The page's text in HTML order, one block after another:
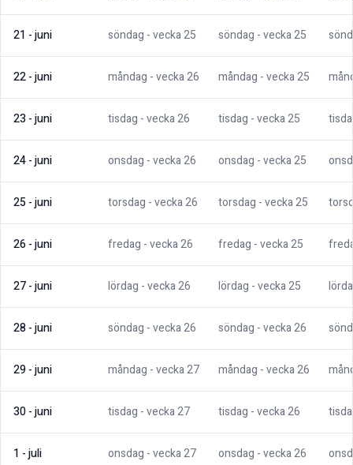
21 -juni söndag - vecka25 söndag - vecka25
22-juni måndag - vecka26 måndag - vecka25
23 -juni tisdag - vecka26 tisdag - vecka25
24-juni onsdag - vecka26 onsdag - vecka25
25-juni torsdag - vecka26 torsdag - vecka25
26-juni fredag - vecka26 fredag - vecka25
27-juni lördag - vecka26 lördag - vecka25
28-juni söndag - vecka26 söndag - vecka26
29-juni måndag - vecka27 måndag - vecka26
30-juni tisdag - vecka27 tisdag - vecka26
1 -juli onsdag - vecka27 onsdag - vecka26